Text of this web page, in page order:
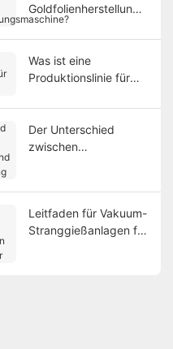
Goldfolienherstellungs
maschine?
Was ist eine
Produktionslinie für
Der Unterschied
zwischen
Leitfaden für Vakuum-
Stranggießanlagen für